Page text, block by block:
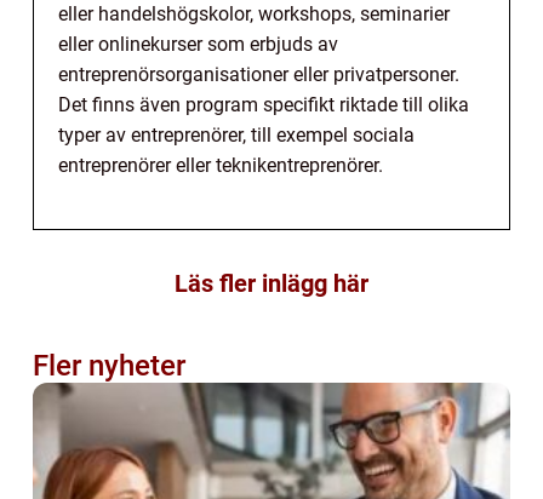
eller handelshögskolor, workshops, seminarier
eller onlinekurser som erbjuds av
entreprenörsorganisationer eller privatpersoner.
Det finns även program specifikt riktade till olika
typer av entreprenörer, till exempel sociala
entreprenörer eller teknikentreprenörer.
Läs fler inlägg här
Fler nyheter